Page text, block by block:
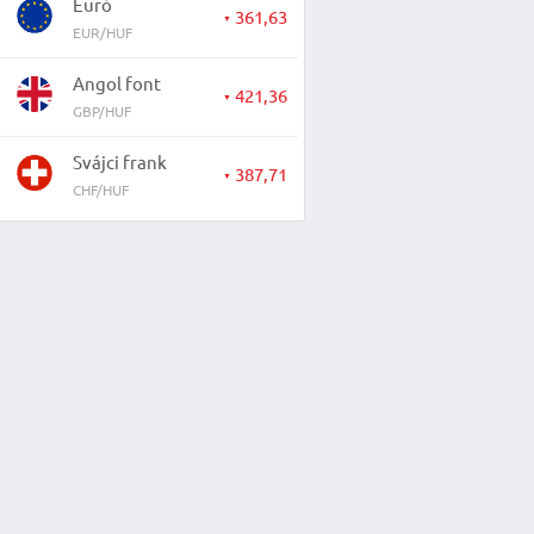
EUR/HUF
▼ 361,63
Angol font
GBP/HUF
▼ 421,36
Svájci frank
CHF/HUF
▼ 387,71